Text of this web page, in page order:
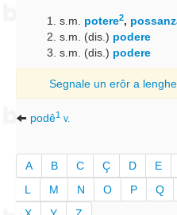
s.m. potere2,
s.m. (dis.) podere
s.m. (dis.) podere
Segnale un erôr a
podê1 v.
A B C Ç D E
L
M N O P Q